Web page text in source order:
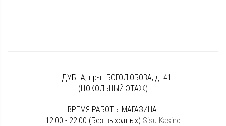
г. ДУБНА, пр-т. БОГОЛЮБОВА, д. 41
(ЦОКОЛЬНЫЙ ЭТАЖ)
ВРЕМЯ РАБОТЫ МАГАЗИНА:
12:00 - 22:00 (Без выходных) Sisu Kasino